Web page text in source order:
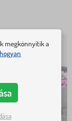
megkönnyítik a
hogyan